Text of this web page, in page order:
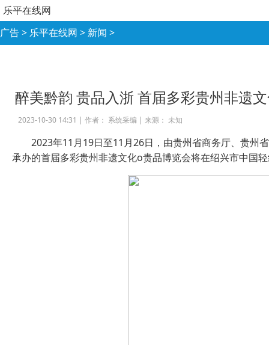
乐平在线网
广告> 乐平在线网 > 新闻 >
醉美黔韵 贵品入浙 首届多彩贵州非遗
2023-10-30 14:31 | 作者： 系统采编 | 来源： 未知
2023年11月19日至11月26日，由贵州省商务厅、贵州
承办的首届多彩贵州非遗文化o贵品博览会将在绍兴市中国